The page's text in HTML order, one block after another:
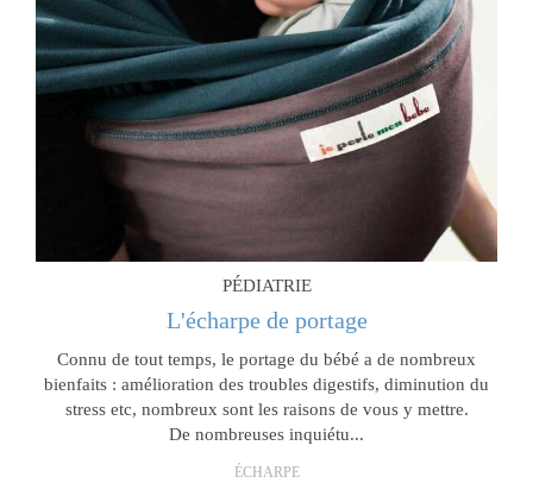
PÉDIATRIE
L'écharpe de portage
Connu de tout temps, le portage du bébé a de nombreux
bienfaits : amélioration des troubles digestifs, diminution du
stress etc, nombreux sont les raisons de vous y mettre.
De nombreuses inquiétu...
ÉCHARPE